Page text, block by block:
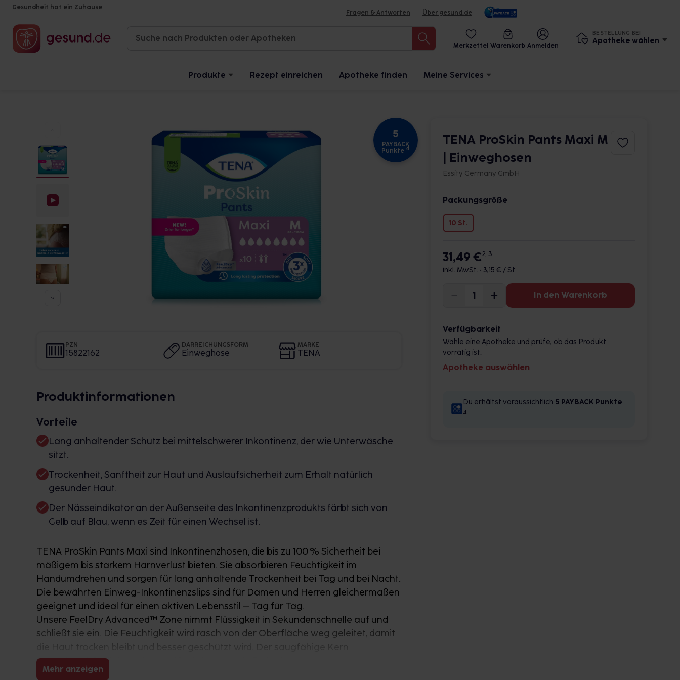
Gesundheit hat ein Zuhause
Fragen & Antworten Über gesund.de
Merkzettel Warenkorb Anmelden
BESTELLUNG BEI
Apotheke wählen
Produkte Rezept einreichen Apotheke finden Meine Services
5
PAYBACK
Punkte 4
PZN
15822162
DARREICHUNGSFORM
Einweghose
MARKE
TENA
Produktinformationen
Vorteile
Lang anhaltender Schutz bei mittelschwerer Inkontinenz, der wie Unterwäsche
sitzt.
Trockenheit, Sanftheit zur Haut und Auslaufsicherheit zum Erhalt natürlich
gesunder Haut.
Der Nässeindikator an der Außenseite des Inkontinenzprodukts färbt sich von
Gelb auf Blau, wenn es Zeit für einen Wechsel ist.
TENA ProSkin Pants Maxi sind Inkontinenzhosen, die bis zu 100 % Sicherheit bei
mäßigem bis starkem Harnverlust bieten. Sie absorbieren Feuchtigkeit im
Handumdrehen und sorgen für lang anhaltende Trockenheit bei Tag und bei Nacht.
Die bewährten Einweg-Inkontinenzslips sind für Damen und Herren gleichermaßen
geeignet und ideal für einen aktiven Lebensstil – Tag für Tag.
Unsere FeelDry Advanced™ Zone nimmt Flüssigkeit in Sekundenschnelle auf und
schließt sie ein. Die Feuchtigkeit wird rasch von der Oberfläche weg geleitet, damit
die Haut trocken bleibt und besser geschützt wird. Der saugfähige Kern
neutralisiert Gerüche sofort und bietet maximale Diskretion.
Mit ihrer körpernahen Passform garantieren TENA ProSkin Pants optimalen
Mehr anzeigen
TENA ProSkin Pants Maxi M
| Einweghosen
Essity Germany GmbH
Packungsgröße
10 St.
31,49 €2, 3
inkl. MwSt. • 3,15 € / St.
In den Warenkorb
Verfügbarkeit
Wähle eine Apotheke und prüfe, ob das Produkt
vorrätig ist.
Apotheke auswählen
Du erhältst voraussichtlich 5 PAYBACK Punkte
4